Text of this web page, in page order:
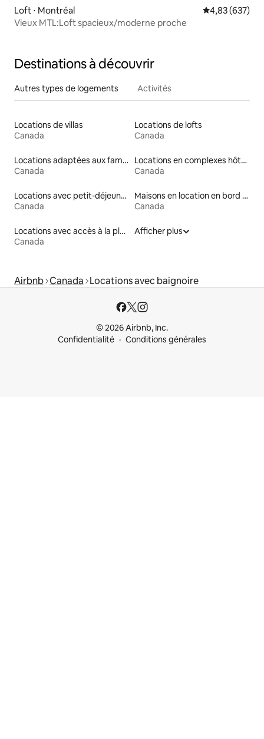
Loft ⋅ Montréal Évaluation
4,83 (637)
Vieux MTL:Loft spacieux/moderne proche
Destinations à découvrir
Autres types de logements Activités
Locations de villas
Canada
Locations de lofts
Canada
Locations adaptées aux familles
Canada
Locations en complexes hôteliers
Canada
Locations avec petit-déjeuner
Canada
Maisons en location en bord de mer
Canada
Locations avec accès à la plage
Canada
Afficher plus
Airbnb Canada Locations avec baignoire
© 2026 Airbnb, Inc.
Confidentialité
Conditions générales